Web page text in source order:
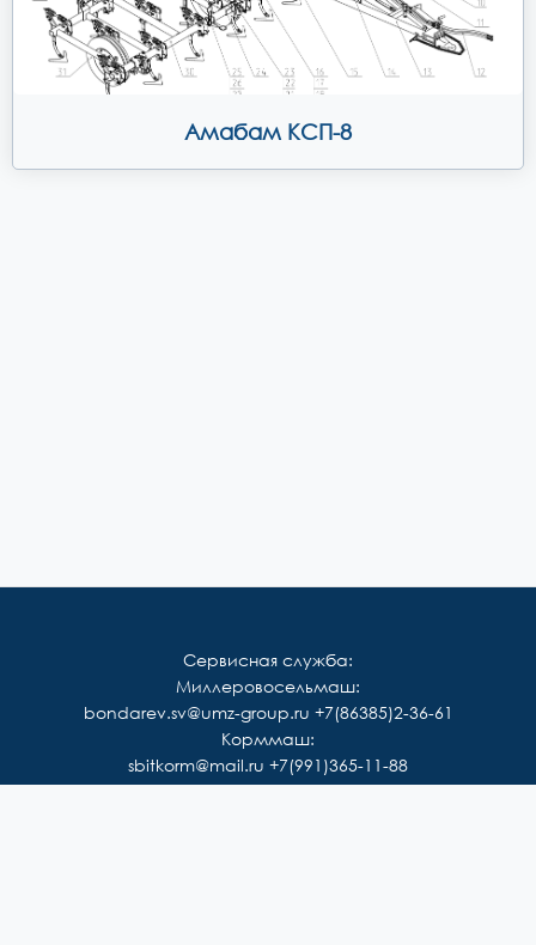
Амабам КСП-8
Сервисная служба:
Миллеровосельмаш:
bondarev.sv@umz-group.ru +7(86385)2-36-61
Корммаш:
sbitkorm@mail.ru +7(991)365-11-88